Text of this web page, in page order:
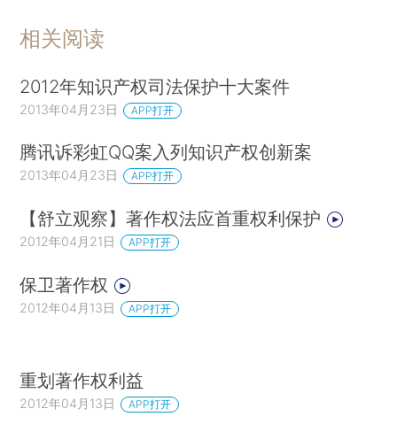
相关阅读
2012年知识产权司法保护十大案件
2013年04月23日 APP打开
腾讯诉彩虹QQ案入列知识产权创新案
2013年04月23日 APP打开
【舒立观察】著作权法应首重权利保护
2012年04月21日 APP打开
保卫著作权
2012年04月13日 APP打开
重划著作权利益
2012年04月13日 APP打开